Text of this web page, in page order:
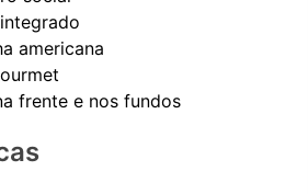
americana
Pátio na frente e nos fundos